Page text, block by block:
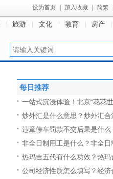
设为首页 加入收藏 简繁
旅游 文化 教育 房产
每日推荐
一站式沉浸体验！北京“花花
炒外汇是什么意思？炒外汇
违章停车罚款不交后果是什么
非全日制用工是什么？非全
热玛吉五代有什么功效？热
公司经济性质怎么填写？经